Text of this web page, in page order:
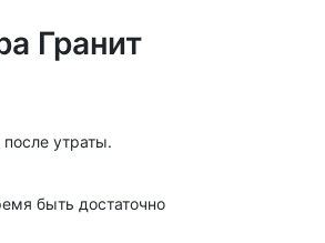
Гранит
утраты.
быть достаточно